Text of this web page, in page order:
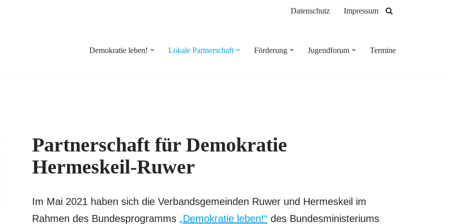
Datenschutz Impressum
Demokratie leben! Lokale Partnerschaft Förderung Jugendforum Termine
Partnerschaft für Demokratie
Hermeskeil-Ruwer
Im Mai 2021 haben sich die Verbandsgemeinden Ruwer und Hermeskeil im
Rahmen des Bundesprogramms „Demokratie leben!“ des Bundesministeriums